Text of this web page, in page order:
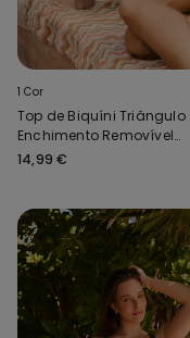
1 Cor
Top de Biquíni Triângulo
Enchimento Removível
Luxury Chevron
14,99 €